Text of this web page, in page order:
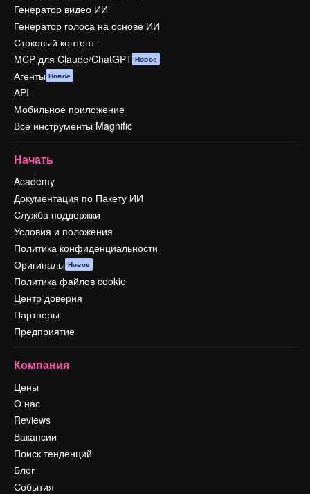
Генератор видео ИИ
Генератор голоса на основе ИИ
Стоковый контент
MCP для Claude/ChatGPT Новое
Агенты Новое
API
Мобильное приложение
Все инструменты Magnific
Начать
Academy
Документация по Пакету ИИ
Служба поддержки
Условия и положения
Политика конфиденциальности
Оригиналы Новое
Политика файлов cookie
Центр доверия
Партнеры
Предприятие
Компания
Цены
О нас
Reviews
Вакансии
Поиск тенденций
Блог
События